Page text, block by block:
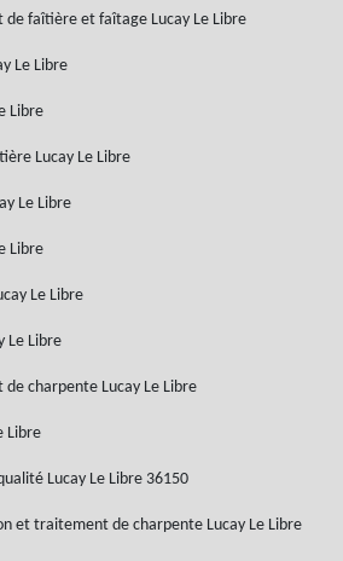
faîtière et faîtage Lucay Le Libre
Le Libre
Libre
Lucay Le Libre
Le Libre
Libre
Le Libre
Le Libre
charpente Lucay Le Libre
Libre
Lucay Le Libre 36150
et traitement de charpente Lucay Le Libre